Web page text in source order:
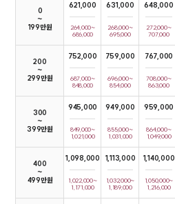
0
~
199만원
621,000
264,000~
686,000
631,000
268,000~
695,000
648,000
272,000~
707,000
200
~
299만원
752,000
687,000~
848,000
759,000
696,000~
854,000
767,000
708,000~
863,000
300
~
399만원
945,000
849,000~
1,021,000
949,000
855,000~
1,031,000
959,000
864,000~
1,049,000
400
~
499만원
1,098,000
1,022,000~
1,171,000
1,113,000
1,032,000~
1,189,000
1,140,000
1,050,000~
1,216,000